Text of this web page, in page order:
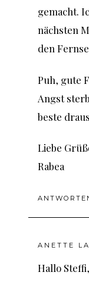
gemacht.
nächsten
den
Puh, gute
Angst
beste
Liebe
Rabea
ANETTE
Hallo Steffi,